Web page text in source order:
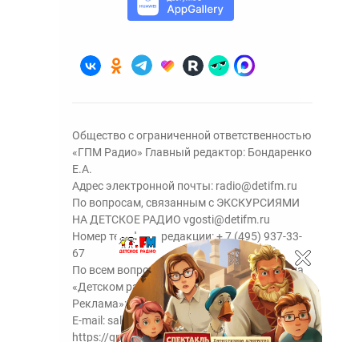
Общество с ограниченной ответственностью
«ГПМ Радио» Главный редактор: Бондаренко
Е.А.
Адрес электронной почты: radio@detifm.ru
По вопросам, связанным с ЭКСКУРСИЯМИ
НА ДЕТСКОЕ РАДИО vgosti@detifm.ru
Номер телефона редакции:+ 7 (495) 937-33-
67
По всем вопросам размещения рекламы на
«Детском радио» - сейлз-хаус «ГПМ
Реклама»:+7 (495) 921-40-41
E-mail: sales@gazprom-media.ru
https://gpmsaleshouse.ru/